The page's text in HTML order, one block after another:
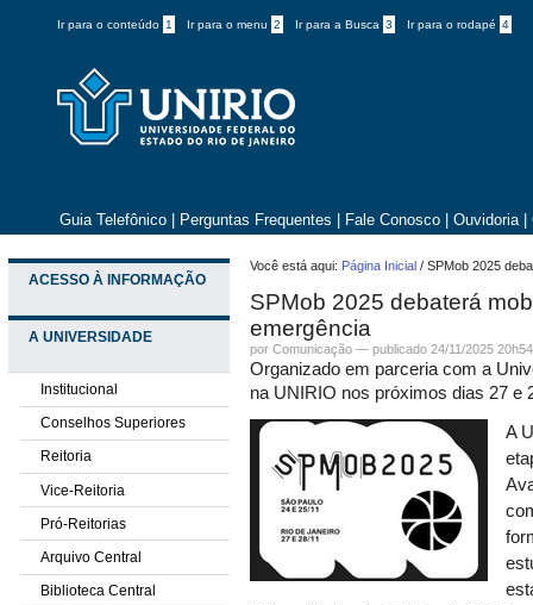
Ir para o conteúdo 1 Ir para o menu 2 Ir para a Busca 3 Ir para o rodapé 4
Guia Telefônico Perguntas Frequentes Fale Conosco Ouvidoria
ACESSO À INFORMAÇÃO
A UNIVERSIDADE
Institucional
Conselhos Superiores
Reitoria
Vice-Reitoria
Pró-Reitorias
Arquivo Central
Biblioteca Central
Você está aqui: Página Inicial /SPMob 2025
SPMob 2025 debaterá
emergência
porComunicação —publicado 24/11/2025
Organizado em parceria com a
na UNIRIO nos próximos dias 27 e
A